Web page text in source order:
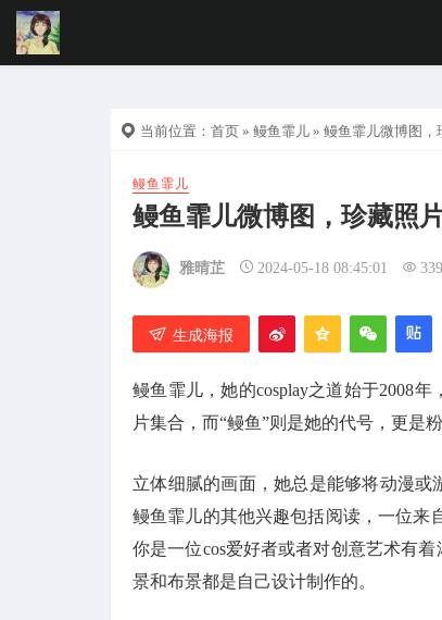
当前位置： 首页 » 鳗鱼霏儿 » 鳗鱼霏儿微博图，
鳗鱼霏儿
鳗鱼霏儿微博图，珍藏照片
雅晴芷 2024-05-18 08:45:01 339
生成海报
鳗鱼霏儿，她的cosplay之道始于2008
片集合，而“鳗鱼”则是她的代号，更是
立体细腻的画面，她总是能够将动漫或
鳗鱼霏儿的其他兴趣包括阅读，一位来
你是一位cos爱好者或者对创意艺术有
景和布景都是自己设计制作的。